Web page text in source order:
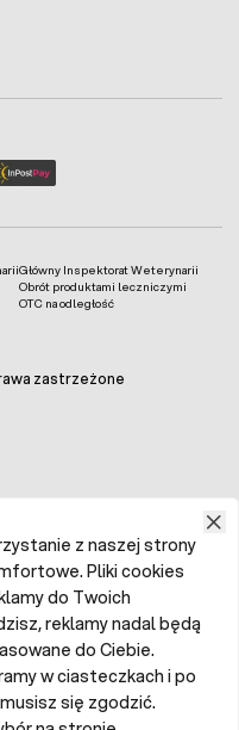
Główny Inspektorat Weterynarii
Obrót produktami leczniczymi
OTC na odległość
zastrzeżone
z naszej strony
Pliki cookies
do Twoich
reklamy nadal będą
do Ciebie.
w ciasteczkach i po
się zgodzić.